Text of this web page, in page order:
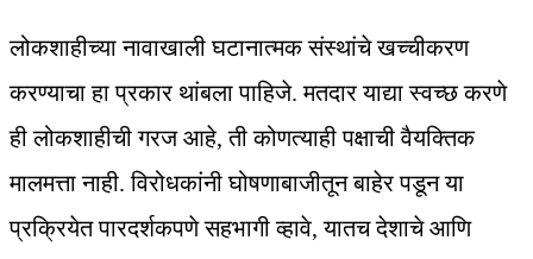
लोकशाहीच्या नावाखाली घटानात्मक संस्थांचे खच्चीकरण
करण्याचा हा प्रकार थांबला पाहिजे. मतदार याद्या स्वच्छ करणे
ही लोकशाहीची गरज आहे, ती कोणत्याही पक्षाची वैयक्तिक
मालमत्ता नाही. विरोधकांनी घोषणाबाजीतून बाहेर पडून या
प्रक्रियेत पारदर्शकपणे सहभागी व्हावे, यातच देशाचे आणि